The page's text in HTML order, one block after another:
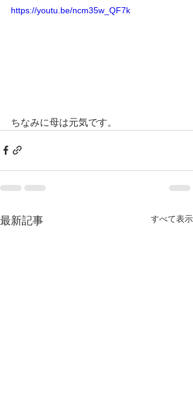
https://youtu.be/ncm35w_QF7k
ちなみに母は元気です。
最新記事 すべて表示